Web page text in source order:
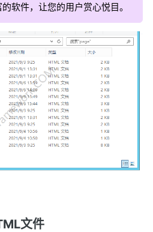
软件，让您的用户赏心悦目。
文件